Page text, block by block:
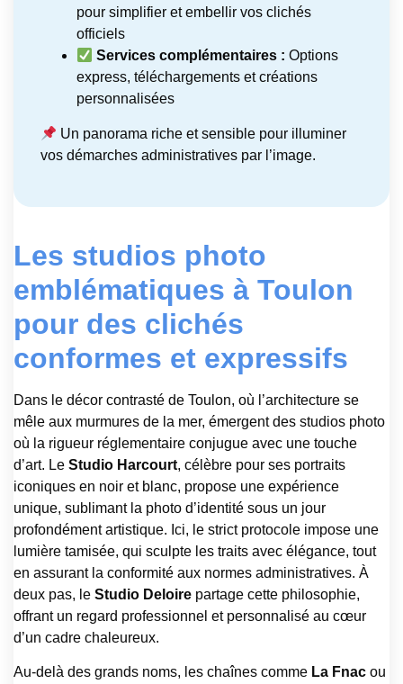
pour simplifier et embellir vos clichés
officiels
Services complémentaires : Options
express, téléchargements et créations
personnalisées
Un panorama riche et sensible pour illuminer
vos démarches administratives par l’image.
Les studios photo
emblématiques à Toulon
pour des clichés
conformes et expressifs
Dans le décor contrasté de Toulon, où l’architecture se
mêle aux murmures de la mer, émergent des studios photo
où la rigueur réglementaire conjugue avec une touche
d’art. Le Studio Harcourt, célèbre pour ses portraits
iconiques en noir et blanc, propose une expérience
unique, sublimant la photo d’identité sous un jour
profondément artistique. Ici, le strict protocole impose une
lumière tamisée, qui sculpte les traits avec élégance, tout
en assurant la conformité aux normes administratives. À
deux pas, le Studio Deloire partage cette philosophie,
offrant un regard professionnel et personnalisé au cœur
d’un cadre chaleureux.
Au-delà des grands noms, les chaînes comme La Fnac ou